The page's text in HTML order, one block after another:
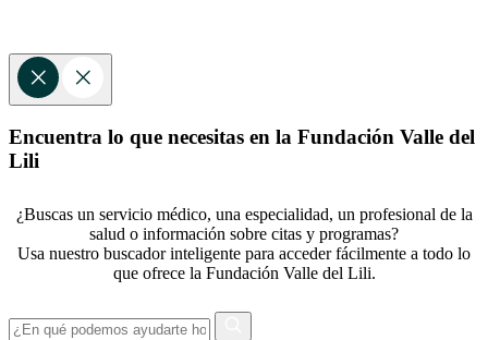
Encuentra lo que necesitas en la Fundación Valle del
Lili
¿Buscas un servicio médico, una especialidad, un profesional de la
salud o información sobre citas y programas?
Usa nuestro buscador inteligente para acceder fácilmente a todo lo
que ofrece la Fundación Valle del Lili.